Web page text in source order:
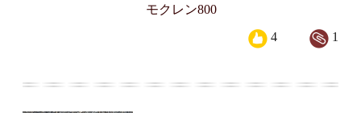
モクレン800
1
4